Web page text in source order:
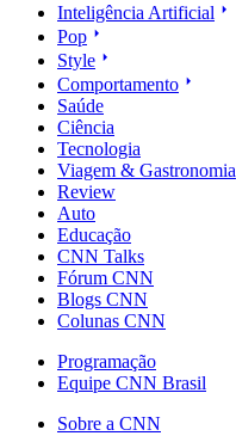
Inteligência Artificial
Pop
Style
Comportamento
Saúde
Ciência
Tecnologia
Viagem & Gastronomia
Review
Auto
Educação
CNN Talks
Fórum CNN
Blogs CNN
Colunas CNN
Programação
Equipe CNN Brasil
Sobre a CNN